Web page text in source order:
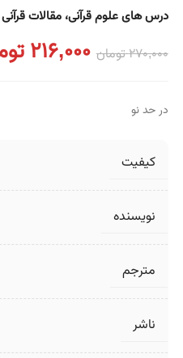
درس های علوم قرآنی، مقالات قرآنی
270,000تومان 216,000
در حد نو
کیفیت
نویسنده
مترجم
ناشر